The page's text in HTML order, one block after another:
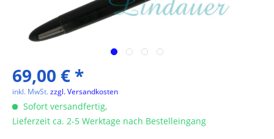
69,00 € *
inkl. MwSt.zzgl. Versandkosten
Sofort versandfertig,
Lieferzeit ca. 2-5 Werktage nach Bestelleingang